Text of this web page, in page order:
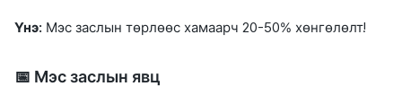
Үнэ: Мэс заслын төрлөөс хамаарч 20-50% хөнгөлөлт!
📅 Мэс заслын явц